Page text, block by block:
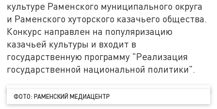
культуре Раменского муниципального округа
и Раменского хуторского казачьего общества.
Конкурс направлен на популяризацию
казачьей культуры и входит в
государственную программу "Реализация
государственной национальной политики".
ФОТО: РАМЕНСКИЙ МЕДИАЦЕНТР